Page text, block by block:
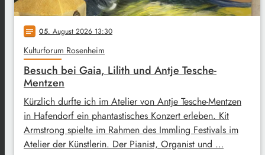
notes 05. August 2026 13:30
Kulturforum Rosenheim
Besuch bei Gaia, Lilith und Antje Tesche-
Mentzen
Kürzlich durfte ich im Atelier von Antje Tesche-Mentzen
in Hafendorf ein phantastisches Konzert erleben. Kit
Armstrong spielte im Rahmen des Immling Festivals im
Atelier der Künstlerin. Der Pianist, Organist und …